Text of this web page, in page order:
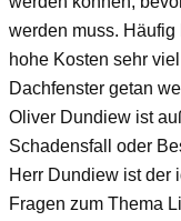
werden muss.
hohe Kosten sehr
Dachfenster getan
Oliver Dundiew ist
Schadensfall oder
Herr Dundiew ist der
Fragen zum Thema